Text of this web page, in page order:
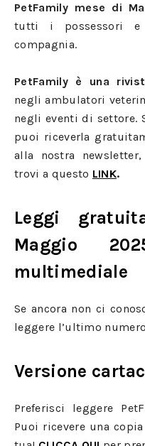
PetFamily mese di
tutti i possessori e
compagnia.
PetFamily è una
negli ambulatori
negli eventi di settore.
puoi riceverla
alla nostra
trovi a questo LINK.
Leggi
Maggio
multimediale
Se ancora non ci
leggere l’ultimo
Versione
Preferisci leggere
Puoi ricevere una